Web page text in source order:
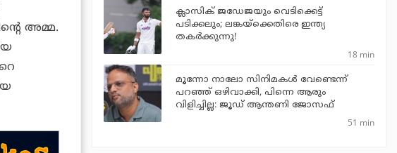
അമ്മ.
ക്ലാസിക് ജഡേജയും വെടിക്കെട്ട്
പടിക്കലും; ലങ്കയ്‌ക്കെതിരെ ഇന്ത്യ
തകര്‍ക്കുന്നു!
18 min
മൂന്നോ നാലോ സിനിമകൾ വേണ്ടെന്ന്
പറഞ്ഞ് ഒഴിവാക്കി, പിന്നെ ആരും
വിളിച്ചില്ല: ജൂഡ് ആന്തണി ജോസഫ്
51 min